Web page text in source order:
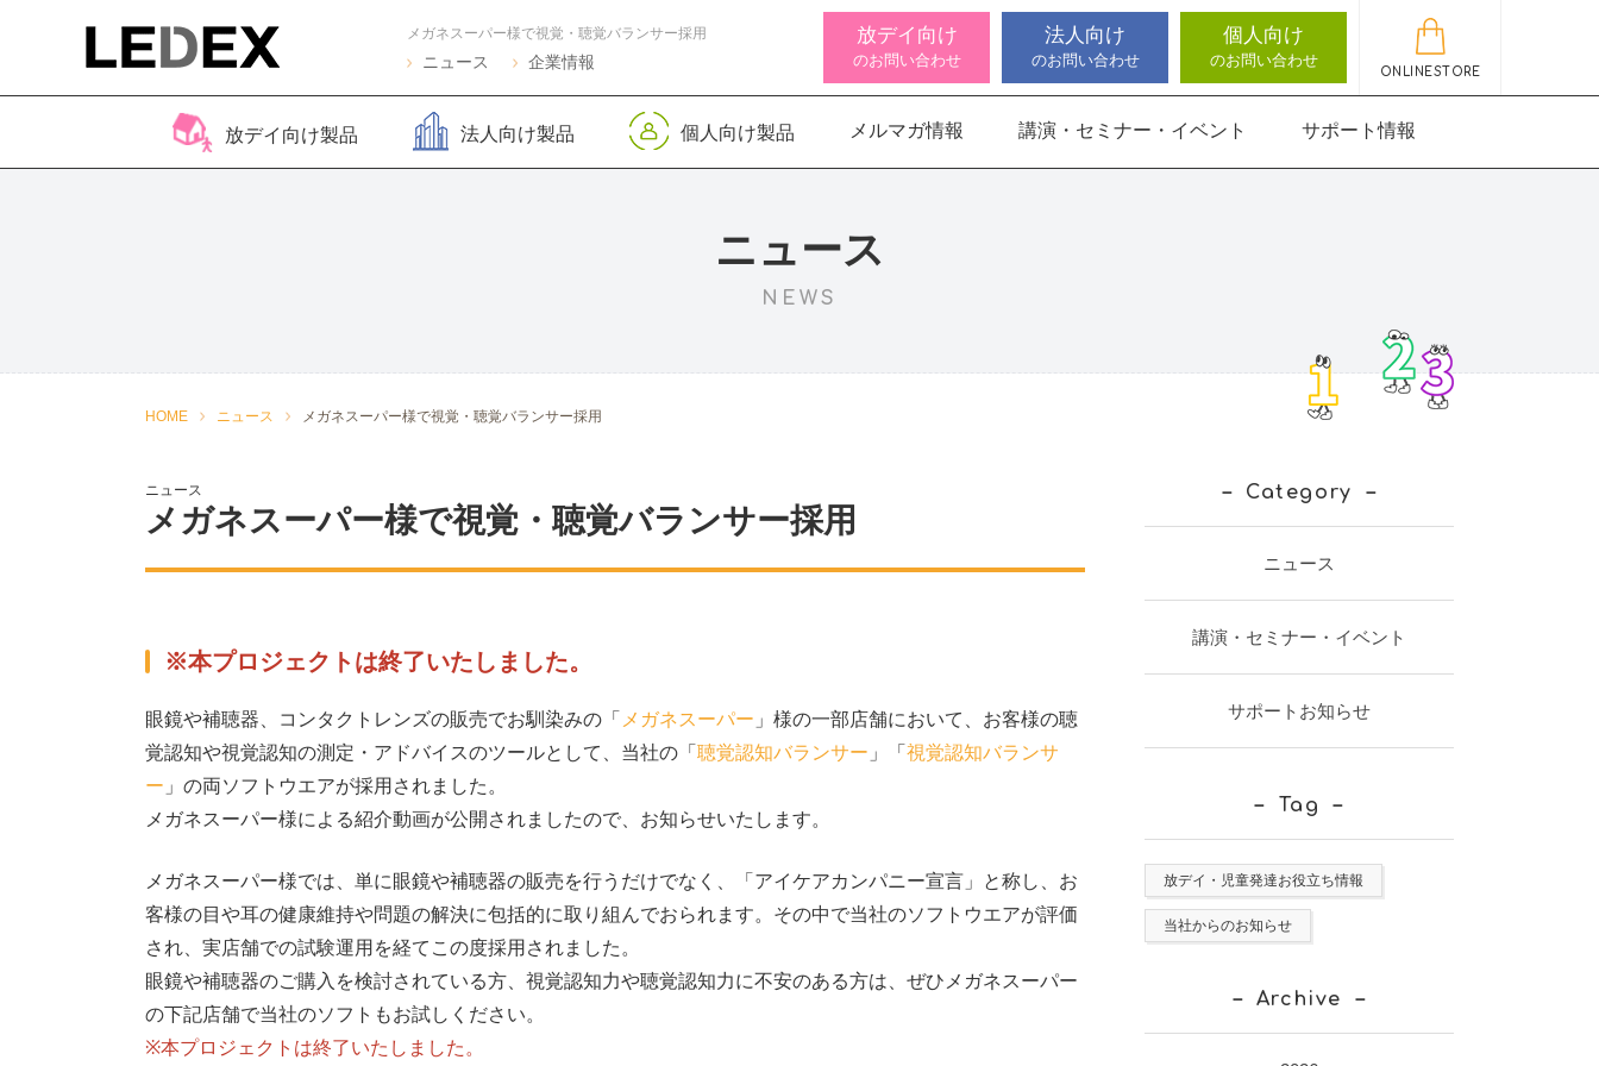
ニュース 企業情報
放デイ向け
のお問い合わせ
法人向け
のお問い合わせ
個人向け
のお問い合わせ
ONLINESTORE
放デイ向け製品 法人向け製品
脳バランサー キッズ
個人向け製品
こども脳機能バランサ
トKIDS
ト
メルマガ情報 講演・セミナー・イベント サポート情報
メガネスーパー様で視覚・聴覚バランサー採用
ニュース
NEWS
HOME ニュース メガネスーパー様で視覚・聴覚バランサー採用
ニュース
メガネスーパー様で視覚・聴覚バランサー採用
※本プロジェクトは終了いたしました。
眼鏡や補聴器、コンタクトレンズの販売でお馴染みの「 メガネスーパー 」様の一部店舗において、お客様の聴
覚認知や視覚認知の測定・アドバイスのツールとして、当社の「 聴覚認知バランサー 」「 視覚認知バランサ
ー 」の両ソフトウエアが採用されました。
メガネスーパー様による紹介動画が公開されましたので、お知らせいたします。
メガネスーパー様では、単に眼鏡や補聴器の販売を行うだけでなく、「 アイケアカンパニー宣言」と称し、 お
客様の目や耳の健康維持や問題の解決に包括的に取り組んでおられます。その中で当社のソフトウエアが評価
され、実店舗での試験運用を経てこの度採用されました。
眼鏡や補聴器のご購入を検討されている方、視覚認知力や聴覚認知力に不安のある方は、ぜひメガネスーパー
の下記店舗で当社のソフトもお試しください。
※本プロジェクトは終了いたしました。
Category
ニュース
講演・セミナー・イベント
サポートお知らせ
Tag
放デイ・児童発達お役立ち情報
当社からのお知らせ
Archive